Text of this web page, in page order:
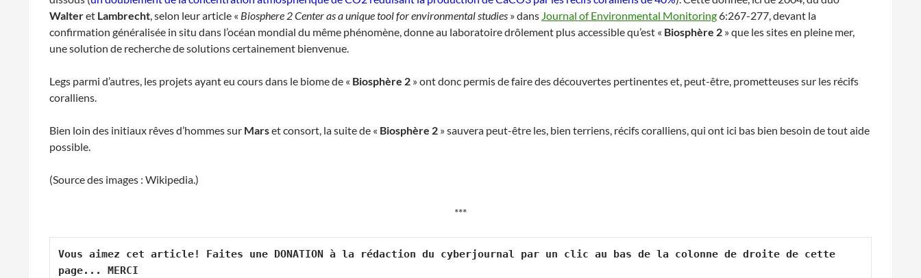
Walteret Lambrecht, selon leur article « Biosphere 2 Center as a unique tool for environmental studies » dans Journal of Environmental Monitoring6:267-277, devant la
confirmation généralisée in situ dans l’océan mondial du même phénomène, donne au laboratoire drôlement plus accessible qu’est « Biosphère 2 » que les sites en pleine mer,
une solution de recherche de solutions certainement bienvenue.
Legs parmi d’autres, les projets ayant eu cours dans le biome de « Biosphère 2 » ont donc permis de faire des découvertes pertinentes et, peut-être, prometteuses sur les récifs
coralliens.
Bien loin des initiaux rêves d’hommes sur Marset consort, la suite de « Biosphère 2 » sauvera peut-être les, bien terriens, récifs coralliens, qui ont ici bas bien besoin de tout aide
possible.
(Source des images : Wikipedia.)
***
Vous aimez cet article! Faites une DONATION à la rédaction du cyberjournal par un clic au bas de la colonne de droite de cette
page... MERCI